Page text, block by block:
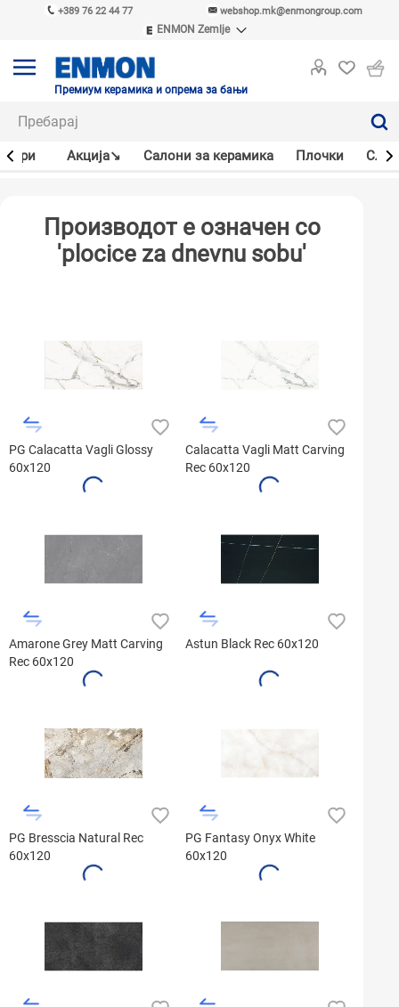
+389 76 22 44 77 webshop.mk@enmongroup.com
ENMON Zemlje
ENMON MKD
Премиум керамика и опрема за бањи
Акцијa↘ Салони за керамика Плочки
Производот е означен со
'plocice za dnevnu sobu'
PG Calacatta Vagli Glossy
60x120
Calacatta Vagli Matt Carving
Rec 60x120
Amarone Grey Matt Carving
Rec 60x120
Astun Black Rec 60x120
PG Bresscia Natural Rec
60x120
PG Fantasy Onyx White
60x120